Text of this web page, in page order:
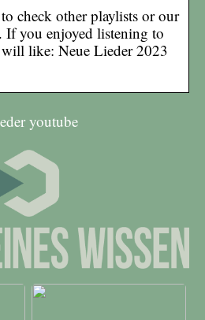
check other playlists or our
If you enjoyed listening to
like: Neue Lieder 2023
youtube